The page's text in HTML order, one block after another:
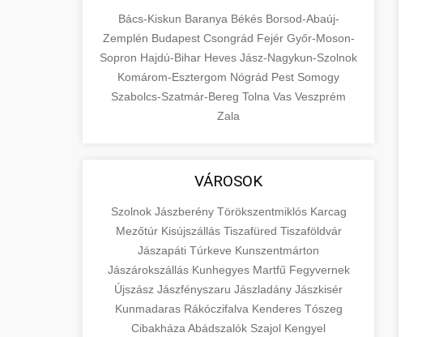
Bács-Kiskun Baranya Békés Borsod-Abaúj-
Zemplén Budapest Csongrád Fejér Győr-Moson-
Sopron Hajdú-Bihar Heves Jász-Nagykun-Szolnok
Komárom-Esztergom Nógrád Pest Somogy
Szabolcs-Szatmár-Bereg Tolna Vas Veszprém
Zala
VÁROSOK
Szolnok Jászberény Törökszentmiklós Karcag
Mezőtúr Kisújszállás Tiszafüred Tiszaföldvár
Jászapáti Túrkeve Kunszentmárton
Jászárokszállás Kunhegyes Martfű Fegyvernek
Újszász Jászfényszaru Jászladány Jászkisér
Kunmadaras Rákóczifalva Kenderes Tószeg
Cibakháza Abádszalók Szajol Kengyel